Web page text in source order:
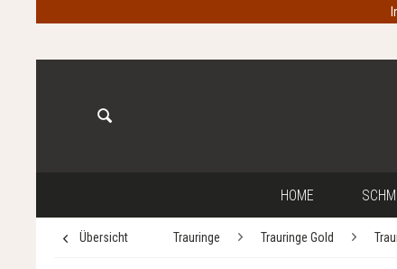
HOME
Übersicht Trauringe Trauringe Gold